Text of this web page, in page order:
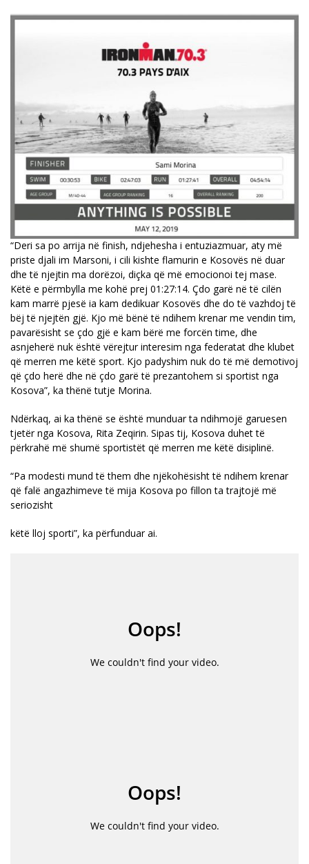
“Deri sa po arrija në finish, ndjehesha i entuziazmuar, aty më
priste djali im Marsoni, i cili kishte flamurin e Kosovës në duar
dhe të njejtin ma dorëzoi, diçka që më emocionoi tej mase.
Këtë e përmbylla me kohë prej 01:27:14. Çdo garë në të cilën
kam marrë pjesë ia kam dedikuar Kosovës dhe do të vazhdoj të
bëj të njejtën gjë. Kjo më bënë të ndihem krenar me vendin tim,
pavarësisht se çdo gjë e kam bërë me forcën time, dhe
asnjeherë nuk është vërejtur interesim nga federatat dhe klubet
që merren me këtë sport. Kjo padyshim nuk do të më demotivoj
që çdo herë dhe në çdo garë të prezantohem si sportist nga
Kosova”, ka thënë tutje Morina.
Ndërkaq, ai ka thënë se është munduar ta ndihmojë garuesen
tjetër nga Kosova, Rita Zeqirin. Sipas tij, Kosova duhet të
përkrahë më shumë sportistët që merren me këtë disiplinë.
“Pa modesti mund të them dhe njëkohësisht të ndihem krenar
që falë angazhimeve të mija Kosova po fillon ta trajtojë më
seriozisht
këtë lloj sporti”, ka përfunduar ai.